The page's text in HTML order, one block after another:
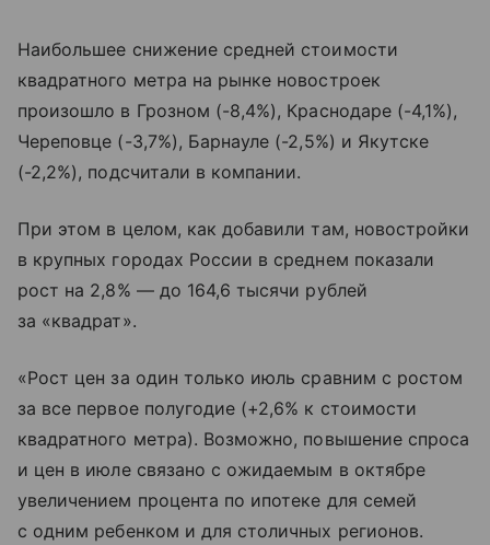
Наибольшее снижение средней стоимости
квадратного метра на рынке новостроек
произошло в Грозном (-8,4%), Краснодаре (-4,1%),
Череповце (-3,7%), Барнауле (-2,5%) и Якутске
(-2,2%), подсчитали в компании.
При этом в целом, как добавили там, новостройки
в крупных городах России в среднем показали
рост на 2,8% — до 164,6 тысячи рублей
за «квадрат».
«Рост цен за один только июль сравним с ростом
за все первое полугодие (+2,6% к стоимости
квадратного метра). Возможно, повышение спроса
и цен в июле связано с ожидаемым в октябре
увеличением процента по ипотеке для семей
с одним ребенком и для столичных регионов.